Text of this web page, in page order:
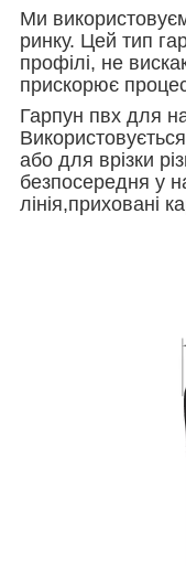
Ми
ринку. Цей тип
профілі, не
прискорює
Гарпун пвх для
або для врізки
безпосередня у
лінія,приховані